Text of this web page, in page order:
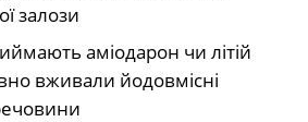
залози
аміодарон чи літій
вживали йодовмісні